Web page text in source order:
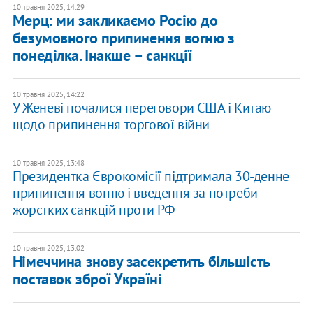
10 травня 2025, 14:29
Мерц: ми закликаємо Росію до
безумовного припинення вогню з
понеділка. Інакше – санкції
10 травня 2025, 14:22
У Женеві почалися переговори США і Китаю
щодо припинення торгової війни
10 травня 2025, 13:48
Президентка Єврокомісії підтримала 30-денне
припинення вогню і введення за потреби
жорстких санкцій проти РФ
10 травня 2025, 13:02
Німеччина знову засекретить більшість
поставок зброї Україні